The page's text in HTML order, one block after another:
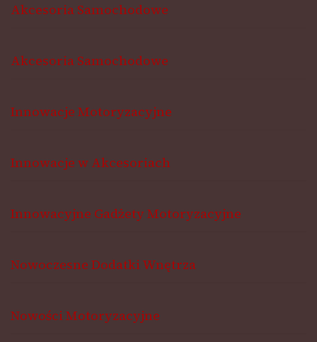
Akcesoria Samochodowe
Akcesoria Samochodowe
Innowacje Motoryzacyjne
Innowacje w Akcesoriach
Innowacyjne Gadżety Motoryzacyjne
Nowoczesne Dodatki Wnętrza
Nowości Motoryzacyjne